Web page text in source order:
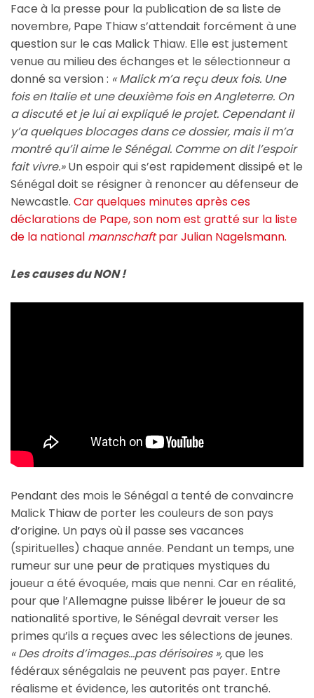
Face à la presse pour la publication de sa liste de
novembre, Pape Thiaw s’attendait forcément à une
question sur le cas Malick Thiaw. Elle est justement
venue au milieu des échanges et le sélectionneur a
donné sa version : « Malick m’a reçu deux fois. Une
fois en Italie et une deuxième fois en Angleterre. On
a discuté et je lui ai expliqué le projet. Cependant il
y’a quelques blocages dans ce dossier, mais il m’a
montré qu’il aime le Sénégal. Comme on dit l’espoir
fait vivre.»Un espoir qui s’est rapidement dissipé et le
Sénégal doit se résigner à renoncer au défenseur de
Newcastle. Car quelques minutes après ces
déclarations de Pape, son nom est gratté sur la liste
de la national mannschaftpar Julian Nagelsmann.
Les causes du NON !
Pendant des mois le Sénégal a tenté de convaincre
Malick Thiaw de porter les couleurs de son pays
d’origine. Un pays où il passe ses vacances
(spirituelles) chaque année. Pendant un temps, une
rumeur sur une peur de pratiques mystiques du
joueur a été évoquée, mais que nenni. Car en réalité,
pour que l’Allemagne puisse libérer le joueur de sa
nationalité sportive, le Sénégal devrait verser les
primes qu’ils a reçues avec les sélections de jeunes.
« Des droits d’images…pas dérisoires »,que les
fédéraux sénégalais ne peuvent pas payer. Entre
réalisme et évidence, les autorités ont tranché.